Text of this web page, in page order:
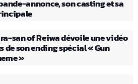
annonce, son casting et sa
san of Reiwa dévoile une vidéo
de son ending spécial « Gun
»